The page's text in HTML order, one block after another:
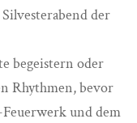
der
begeistern oder
Rhythmen, bevor
und dem